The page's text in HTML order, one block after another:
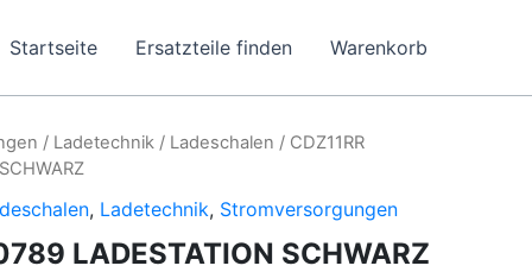
Startseite Ersatzteile finden Warenkorb
/ Ladetechnik / Ladeschalen / CDZ11RR
, Ladetechnik, Stromversorgungen
LADESTATION SCHWARZ